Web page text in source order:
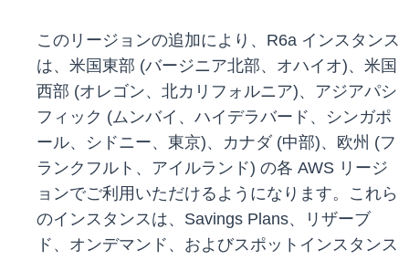
このリージョンの追加により、R6a インスタンス
は、米国東部 (バージニア北部、オハイオ)、米国
西部 (オレゴン、北カリフォルニア)、アジアパシ
フィック (ムンバイ、ハイデラバード、シンガポ
ール、シドニー、東京)、カナダ (中部)、欧州 (フ
ランクフルト、アイルランド) の各 AWS リージ
ョンでご利用いただけるようになります。これら
のインスタンスは、Savings Plans、リザーブ
ド、オンデマンド、およびスポットインスタンス